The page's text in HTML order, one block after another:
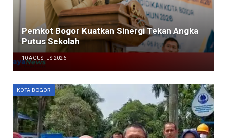
Pemkot Bogor Kuatkan Sinergi Tekan Angka
Putus Sekolah
10 AGUSTUS 2026
KOTA BOGOR